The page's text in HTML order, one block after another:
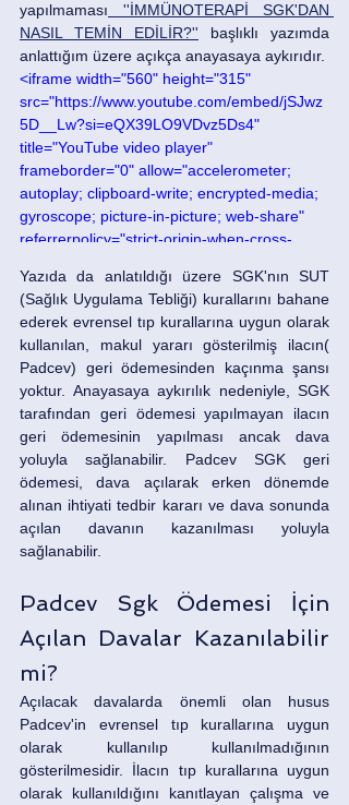
yapılmaması ''İMMÜNOTERAPİ SGK'DAN
NASIL TEMİN EDİLİR?'' başlıklı yazımda
anlattığım üzere açıkça anayasaya aykırıdır.
<iframe width="560" height="315"
src="https://www.youtube.com/embed/jSJwz
5D__Lw?si=eQX39LO9VDvz5Ds4"
title="YouTube video player"
frameborder="0" allow="accelerometer;
autoplay; clipboard-write; encrypted-media;
gyroscope; picture-in-picture; web-share"
referrerpolicy="strict-origin-when-cross-
Yazıda da anlatıldığı üzere SGK'nın SUT
(Sağlık Uygulama Tebliği) kurallarını bahane
ederek evrensel tıp kurallarına uygun olarak
kullanılan, makul yararı gösterilmiş ilacın(
Padcev) geri ödemesinden kaçınma şansı
yoktur. Anayasaya aykırılık nedeniyle, SGK
tarafından geri ödemesi yapılmayan ilacın
geri ödemesinin yapılması ancak dava
yoluyla sağlanabilir. Padcev SGK geri
ödemesi, dava açılarak erken dönemde
alınan ihtiyati tedbir kararı ve dava sonunda
açılan davanın kazanılması yoluyla
sağlanabilir.
Padcev Sgk Ödemesi İçin
Açılan Davalar Kazanılabilir
mi?
Açılacak davalarda önemli olan husus
Padcev'in evrensel tıp kurallarına uygun
olarak kullanılıp kullanılmadığının
gösterilmesidir. İlacın tıp kurallarına uygun
olarak kullanıldığını kanıtlayan çalışma ve